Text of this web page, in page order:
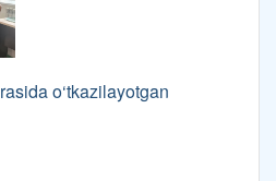
o‘tkazilayotgan